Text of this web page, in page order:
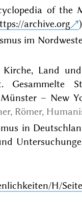
of the
archive.org
)
im
Land
– New
Römer,
in
H/